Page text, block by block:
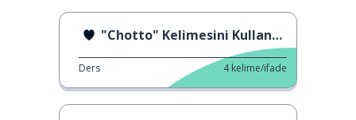
"Chotto" Kelimesini Kullanmak
Ders 4 kelime/ifade